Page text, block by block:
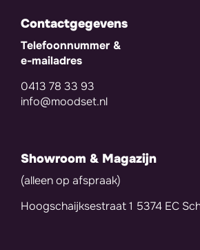
Contactgegevens
Telefoonnummer &
e-mailadres
0413 78 33 93
info@moodset.nl
Showroom & Magazijn
(alleen op afspraak)
Hoogschaijksestraat 1 5374 EC